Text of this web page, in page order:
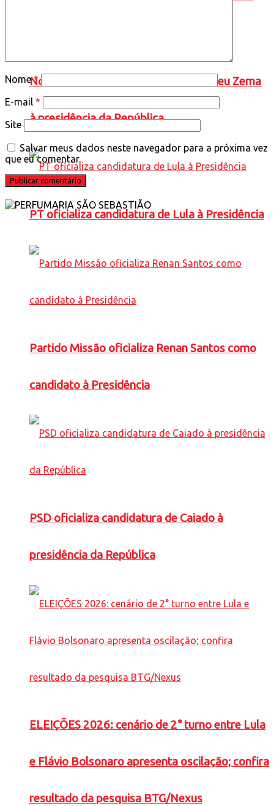
Novo oficializa a candidatura de Romeu Zema
à presidência da República
PT oficializa candidatura de Lula à Presidência
Partido Missão oficializa Renan Santos como
candidato à Presidência
PSD oficializa candidatura de Caiado à
presidência da República
ELEIÇÕES 2026: cenário de 2° turno entre Lula
e Flávio Bolsonaro apresenta oscilação; confira
resultado da pesquisa BTG/Nexus
Nome*
E-mail *
Site
Salvar meus dados neste navegador para a próxima vez
que eu comentar.